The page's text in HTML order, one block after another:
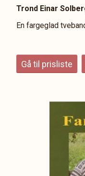
Trond Einar
En fargeglad
Gå til prisliste